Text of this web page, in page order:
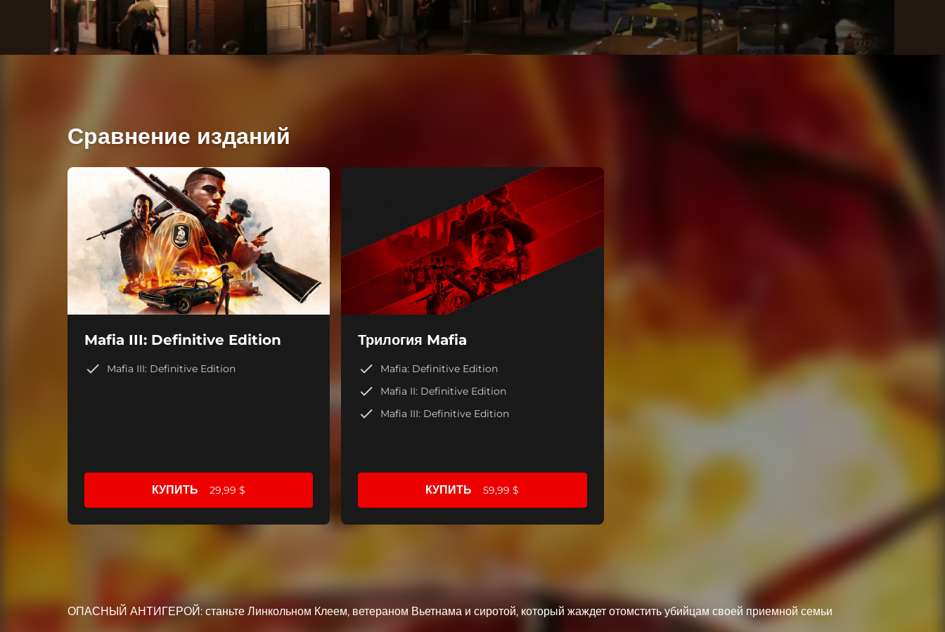
Сравнение изданий
Mafia III: Definitive Edition
Mafia III: Definitive Edition
КУПИТЬ 29,99 $
Трилогия Mafia
Mafia: Definitive Edition
Mafia II: Definitive Edition
Mafia III: Definitive Edition
КУПИТЬ 59,99 $
ОПАСНЫЙ АНТИГЕРОЙ: станьте Линкольном Клеем, ветераном Вьетнама и сиротой, который жаждет отомстить убийцам своей приемной семьи